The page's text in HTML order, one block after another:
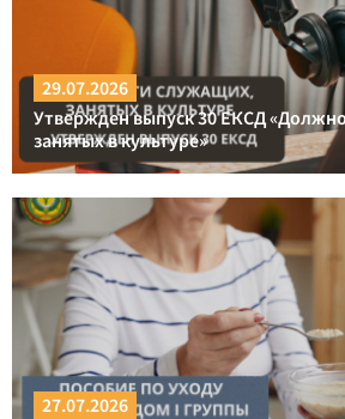
29.07.2026
Утвержден выпуск 30 ЕКСД
занятых в культуре»
27.07.2026